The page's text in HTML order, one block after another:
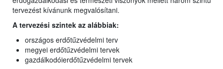
tervezést kívánunk megvalósítani.
A tervezési szintek az alábbiak:
országos erdőtűzvédelmi terv
megyei erdőtűzvédelmi tervek
gazdálkodóierdőtűzvédelmi tervek